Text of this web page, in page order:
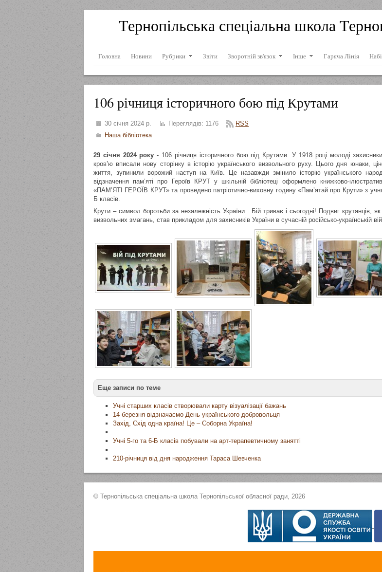
Тернопільська спеціальна школа
Головна Новини Рубрики Звіти Зворотній зв'язок Інше Гаряча Лінія
106 річниця історичного бою під Крутами
30 січня 2024 р. Переглядів: 1176
RSS
Наша бібліотека
29 січня 2024 року - 106 річниця історичного бою під Крутами. У 1918 році молоді
кров’ю вписали нову сторінку в історію українського визвольного руху. Цього дня юнаки,
життя, зупинили ворожий наступ на Київ. Це назавжди змінило історію українського
відзначення пам’яті про Героїв КРУТ у шкільній бібліотеці оформлено книжково-
«ПАМ’ЯТІ ГЕРОЇВ КРУТ» та проведено патріотично-виховну годину «Пам’ятай про Крути» з
Б класів.
Крути – символ боротьби за незалежність України . Бій триває і сьогодні! Подвиг крутянців, як
визвольних змагань, став прикладом для захисників України в сучасній російсько-українській
Еще записи по теме
Учні старших класів створювали карту візуалізації бажань
14 березня відзначаємо День українського добровольця
Захід, Схід одна країна! Це – Соборна Україна!
Учні 5-го та 6-Б класів побували на арт-терапевтичному занятті
210-річниця від дня народження Тараса Шевченка
© Тернопільська спеціальна школа Тернопільської обласної ради, 2026